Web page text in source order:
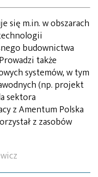
się m.in. w obszarach
budownictwa
także
systemów, w tym
(np. projekt
sektora
z Amentum Polska
z zasobów